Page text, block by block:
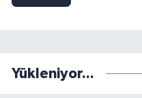
Yükleniyor...